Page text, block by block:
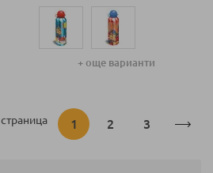
+ още варианти
В
1 Страница
2 Страница
3